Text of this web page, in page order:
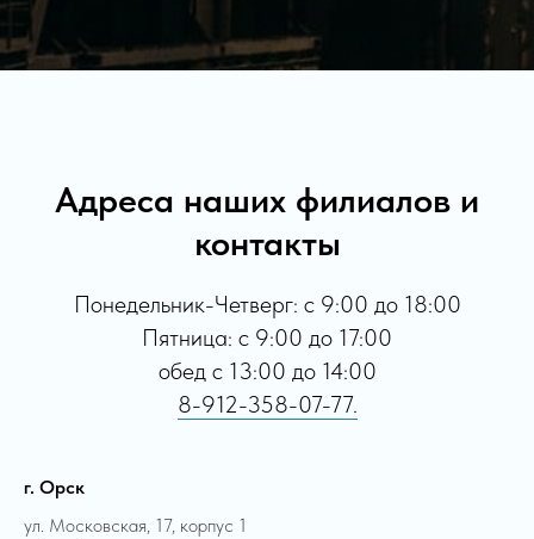
Адреса наших филиалов и
контакты
Понедельник-Четверг: с 9:00 до 18:00
Пятница: с 9:00 до 17:00
обед с 13:00 до 14:00
8-912-358-07-77.
г. Орск
ул. Московская, 17, корпус 1